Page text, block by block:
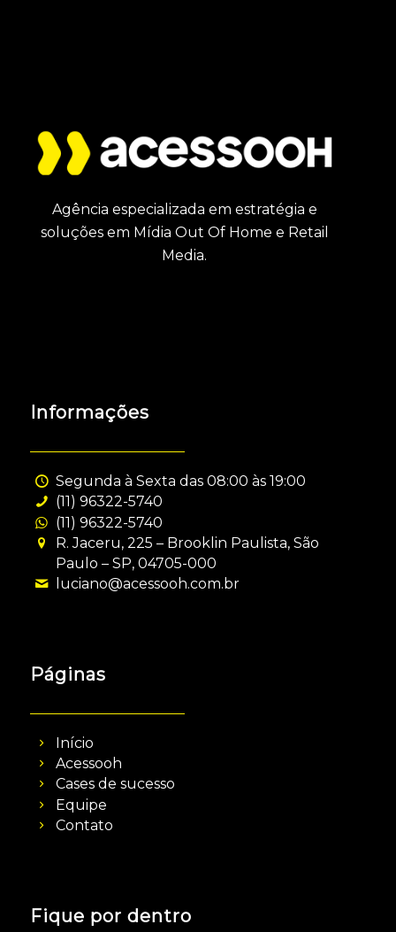
Agência especializada em estratégia e
soluções em Mídia Out Of Home e Retail
Media.
Informações
Segunda à Sexta das 08:00 às 19:00
(11) 96322-5740
(11) 96322-5740
R. Jaceru, 225 – Brooklin Paulista, São
Paulo – SP, 04705-000
luciano@acessooh.com.br
Páginas
Início
Acessooh
Cases de sucesso
Equipe
Contato
Fique por dentro